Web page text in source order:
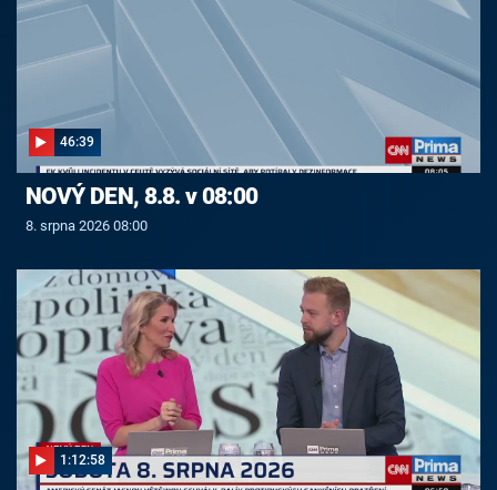
46:39
NOVÝ DEN, 8.8. v 08:00
8. srpna 2026 08:00
1:12:58